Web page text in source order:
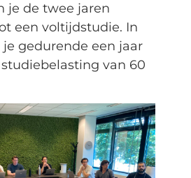
je de twee jaren
een voltijdstudie. In
gedurende een jaar
van 60